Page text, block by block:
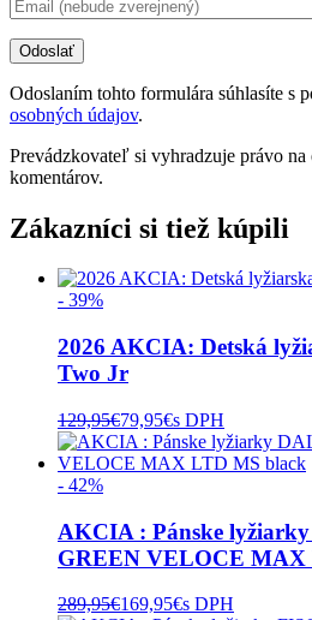
Odoslaním tohto formulára súhlasíte s
osobných údajov.
Prevádzkovateľ si vyhradzuje právo na
komentárov.
Zákazníci si tiež kúpili
- 39%
2026 AKCIA: Detská
Two Jr
129,95€79,95€s DPH
- 42%
AKCIA : Pánske
GREEN VELOCE MAX
289,95€169,95€s DPH